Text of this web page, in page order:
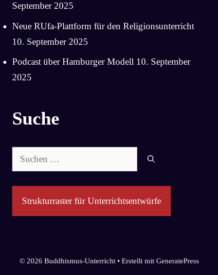
September 2025
Neue RUfa-Plattform für den Religionsunterricht
10. September 2025
Podcast über Hamburger Modell 10. September
2025
Suche
Suchen
nach:
Strukturraster für Unterrichtsentwürfe
© 2026 Buddhismus-Unterricht• Erstellt mit GeneratePress